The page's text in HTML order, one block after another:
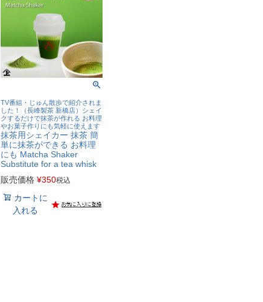
TV番組・じゅん散歩で紹介されま
した！（長峰製茶 新橋店）シェイ
クするだけで抹茶が作れる お料理
やお菓子作りにも気軽に使えます
抹茶用シェイカー 抹茶 簡
単に抹茶ができる お料理
にも Matcha Shaker
Substitute for a tea whisk
販売価格 ¥350税込
カートに
入れる